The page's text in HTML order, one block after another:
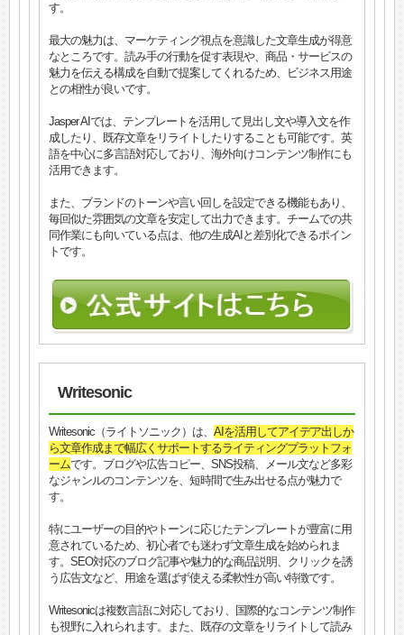
す。
最大の魅力は、マーケティング視点を意識した文章生成が得意
なところです。読み手の行動を促す表現や、商品・サービスの
魅力を伝える構成を自動で提案してくれるため、ビジネス用途
との相性が良いです。
Jasper AIでは、テンプレートを活用して見出し文や導入文を作
成したり、既存文章をリライトしたりすることも可能です。英
語を中心に多言語対応しており、海外向けコンテンツ制作にも
活用できます。
また、ブランドのトーンや言い回しを設定できる機能もあり、
毎回似た雰囲気の文章を安定して出力できます。チームでの共
同作業にも向いている点は、他の生成AIと差別化できるポイン
トです。
Writesonic
Writesonic（ライトソニック）は、 AIを活用してアイデア出しか
ら文章作成まで幅広くサポートするライティングプラットフォ
ームです。ブログや広告コピー、SNS投稿、メール文など多彩
なジャンルのコンテンツを、短時間で生み出せる点が魅力で
す。
特にユーザーの目的やトーンに応じたテンプレートが豊富に用
意されているため、初心者でも迷わず文章生成を始められま
す。SEO対応のブログ記事や魅力的な商品説明、クリックを誘
う広告文など、用途を選ばず使える柔軟性が高い特徴です。
Writesonicは複数言語に対応しており、国際的なコンテンツ制作
も視野に入れられます。また、既存の文章をリライトして読み